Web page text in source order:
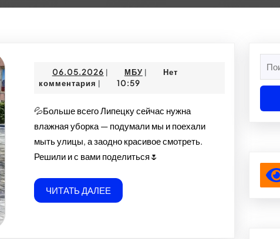
06.05.202606.05.2026
МБУМБУ
Нет
комментария
10:59
💦Больше всего Липецку сейчас нужна
влажная уборка — подумали мы и поехали
мыть улицы, а заодно красивое смотреть.
Решили и с вами поделиться🌷
ЧИТАТЬ ДАЛЕЕЧИТАТЬ
ДАЛЕЕ